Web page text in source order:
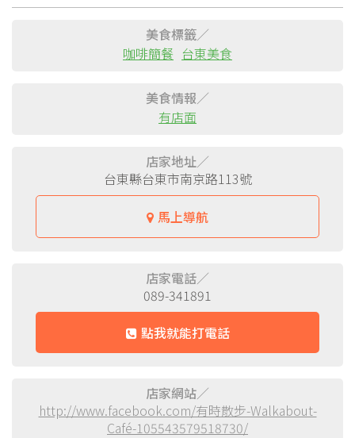
美食標籤／
咖啡簡餐 台東美食
美食情報／
有店面
店家地址／
台東縣台東市南京路113號
馬上導航
店家電話／
089-341891
點我就能打電話
店家網站／
http://www.facebook.com/有時散步-Walkabout-
Café-105543579518730/